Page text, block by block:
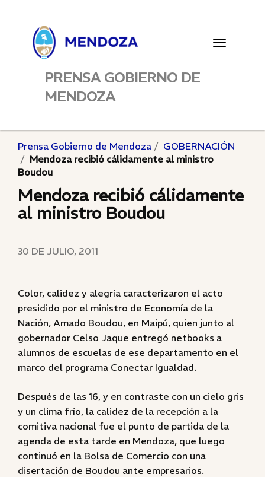
Toggle
PRENSA GOBIERNO DE
MENDOZA
Prensa Gobierno de Mendoza
GOBERNACIÓN
Mendoza recibió cálidamente al ministro
Boudou
Mendoza recibió cálidamente
al ministro Boudou
30 DE JULIO, 2011
Color, calidez y alegría caracterizaron el acto
presidido por el ministro de Economía de la
Nación, Amado Boudou, en Maipú, quien junto al
gobernador Celso Jaque entregó netbooks a
alumnos de escuelas de ese departamento en el
marco del programa Conectar Igualdad.
Después de las 16, y en contraste con un cielo gris
y un clima frío, la calidez de la recepción a la
comitiva nacional fue el punto de partida de la
agenda de esta tarde en Mendoza, que luego
continuó en la Bolsa de Comercio con una
disertación de Boudou ante empresarios.